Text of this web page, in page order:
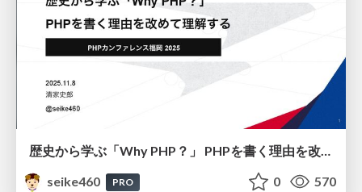
歴史から学ぶ「Why PHP？」 PHPを書く理由を改めて理解する / Learning from History: “Why PHP?” Rediscovering the Reasons for Writing PHP
seike460
PRO 0 570